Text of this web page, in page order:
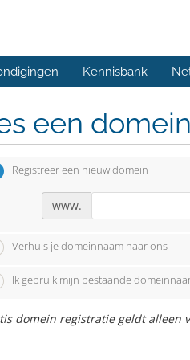
Kennisbank
een
Registreer een nieuw domein
www.
Verhuis je domeinnaam naar ons
Ik gebruik mijn bestaande
domein registratie geldt alleen